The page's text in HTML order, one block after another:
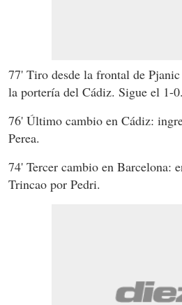
77' Tiro desde la frontal de
la portería del Cádiz. Sigue el 1-0.
76' Último cambio en Cádiz:
Perea.
74' Tercer cambio en Barcelona:
Trincao por Pedri.